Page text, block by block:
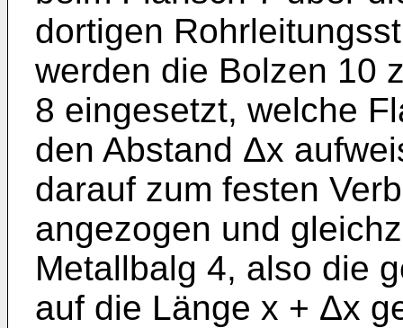
dortigen
werden die Bolzen 10
8 eingesetzt, welche
den Abstand Δx
darauf zum festen
angezogen und
Metallbalg 4, also die
auf die Länge x + Δx